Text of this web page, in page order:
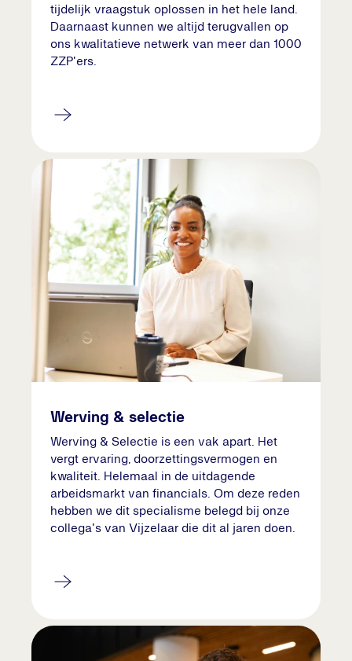
tijdelijk vraagstuk oplossen in het hele land.
Daarnaast kunnen we altijd terugvallen op
ons kwalitatieve netwerk van meer dan 1000
ZZP'ers.
Werving & selectie
Werving & Selectie is een vak apart. Het
vergt ervaring, doorzettingsvermogen en
kwaliteit. Helemaal in de uitdagende
arbeidsmarkt van financials. Om deze reden
hebben we dit specialisme belegd bij onze
collega's van Vijzelaar die dit al jaren doen.